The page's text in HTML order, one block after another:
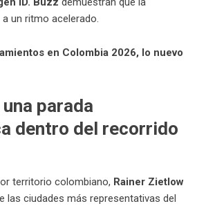
un ritmo acelerado.
en Colombia 2026, lo nuevo
parada
dentro del recorrido
territorio colombiano, Rainer Zietlow
las ciudades más representativas del